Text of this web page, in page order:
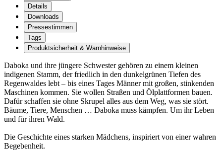
Details
Downloads
Pressestimmen
Tags
Produktsicherheit & Warnhinweise
Daboka und ihre jüngere Schwester gehören zu einem kleinen
indigenen Stamm, der friedlich in den dunkelgrünen Tiefen des
Regenwaldes lebt – bis eines Tages Männer mit großen, stinkenden
Maschinen kommen. Sie wollen Straßen und Ölplattformen bauen.
Dafür schaffen sie ohne Skrupel alles aus dem Weg, was sie stört.
Bäume, Tiere, Menschen … Daboka muss kämpfen. Um ihr Leben
und für ihren Wald.
Die Geschichte eines starken Mädchens, inspiriert von einer wahren
Begebenheit.